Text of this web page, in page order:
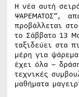
Η νέα αυτή
ΨΑΡΕΜΑΤΟΣ”,
προβάλλεται
το Σάββατο 13
ταξιδεύει στα
μέρη για
έχει όλα –
τεχνικές
μαθήματα